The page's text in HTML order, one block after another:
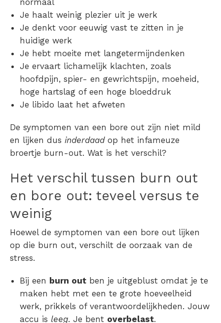
Je haalt weinig plezier uit je werk
Je denkt voor eeuwig vast te zitten in je
huidige werk
Je hebt moeite met langetermijndenken
Je ervaart lichamelijk klachten, zoals
hoofdpijn, spier- en gewrichtspijn, moeheid,
hoge hartslag of een hoge bloeddruk
Je libido laat het afweten
De symptomen van een bore out zijn niet mild
en lijken dus inderdaadop het infameuze
broertje burn-out. Wat is het verschil?
Het verschil tussen burn out
en bore out: teveel versus te
weinig
Hoewel de symptomen van een bore out lijken
op die burn out, verschilt de oorzaak van de
stress.
Bij een burn out ben je uitgeblust omdat je te
maken hebt met een te grote hoeveelheid
werk, prikkels of verantwoordelijkheden. Jouw
accu is leeg. Je bent overbelast.